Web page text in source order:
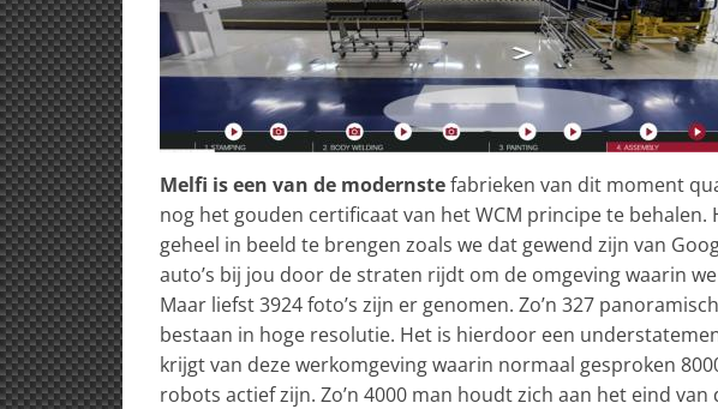
Melfi is een van de modernstefabrieken van dit moment
nog het gouden certificaat van het WCM principe te
geheel in beeld te brengen zoals we dat gewend zijn van
auto’s bij jou door de straten rijdt om de omgeving waarin
Maar liefst 3924 foto’s zijn er genomen. Zo’n 327
bestaan in hoge resolutie. Het is hierdoor een
krijgt van deze werkomgeving waarin normaal gesproken
robots actief zijn. Zo’n 4000 man houdt zich aan het eind